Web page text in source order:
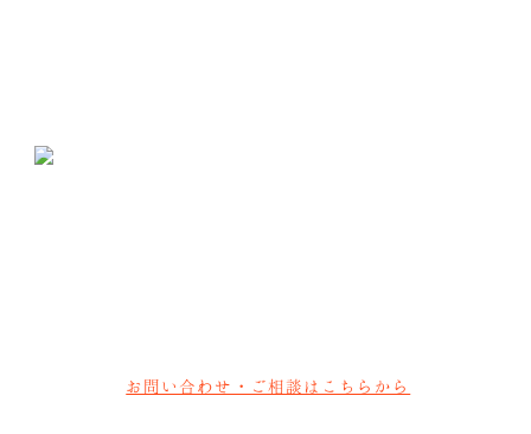
お問い合わせ・ご相談はこちらから